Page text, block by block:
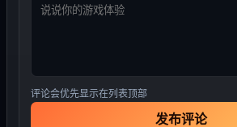
评论会优先显示在列表顶部
发布评论